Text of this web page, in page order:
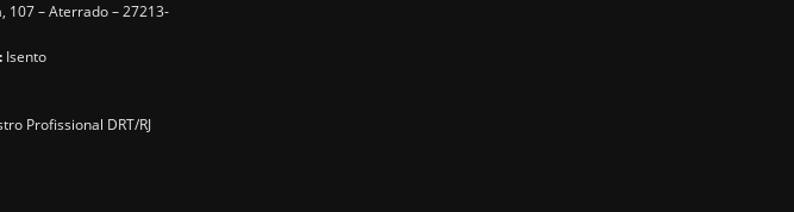
107 – Aterrado – 27213-
Isento
Profissional DRT/RJ